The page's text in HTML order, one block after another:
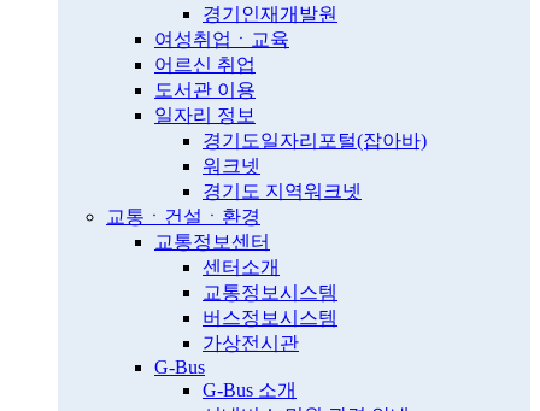
경기인재개발원
여성취업ㆍ교육
어르신 취업
도서관 이용
일자리 정보
경기도일자리포털(잡아바)
워크넷
경기도 지역워크넷
교통ㆍ건설ㆍ환경
교통정보센터
센터소개
교통정보시스템
버스정보시스템
가상전시관
G-Bus
G-Bus 소개